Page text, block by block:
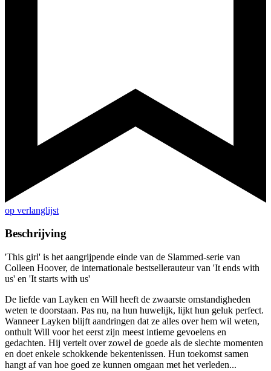
op verlanglijst
Beschrijving
'This girl' is het aangrijpende einde van de Slammed-serie van
Colleen Hoover, de internationale bestsellerauteur van 'It ends with
us' en 'It starts with us'
De liefde van Layken en Will heeft de zwaarste omstandigheden
weten te doorstaan. Pas nu, na hun huwelijk, lijkt hun geluk perfect.
Wanneer Layken blijft aandringen dat ze alles over hem wil weten,
onthult Will voor het eerst zijn meest intieme gevoelens en
gedachten. Hij vertelt over zowel de goede als de slechte momenten
en doet enkele schokkende bekentenissen. Hun toekomst samen
hangt af van hoe goed ze kunnen omgaan met het verleden...